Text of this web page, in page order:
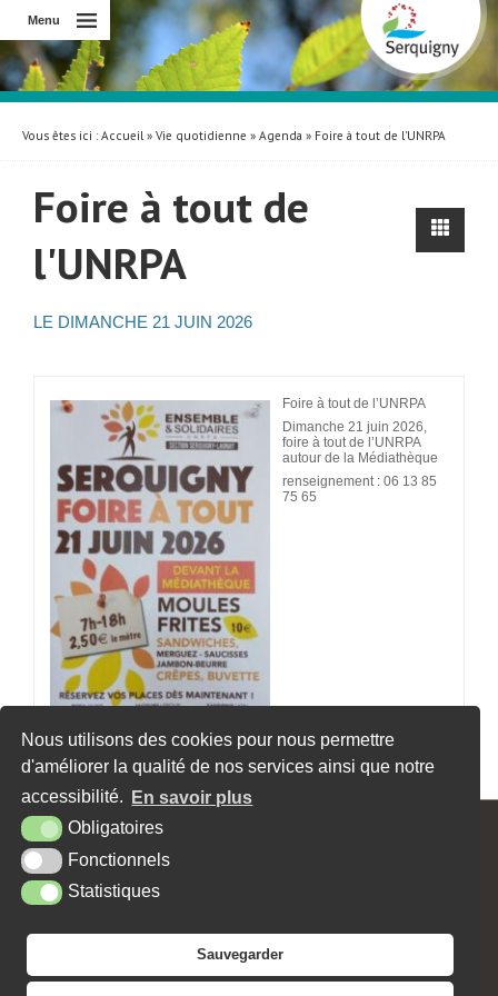
Nous utilisons des cookies pour nous permettre
d'améliorer la qualité de nos services ainsi que notre
accessibilité.
En savoir plus
Obligatoires
Fonctionnels
Statistiques
Sauvegarder
Menu
Vous êtes ici :Accueil» Vie quotidienne » Agenda » Foire à tout de l'UNRPA
Foire à tout de
l'UNRPA
LE DIMANCHE 21 JUIN 2026
Foire à tout de l’UNRPA
Dimanche 21 juin 2026,
foire à tout de l’UNRPA
autour de la Médiathèque
renseignement : 06 13 85
75 65
«Foire à tout de l’UNRPA
MAIRIE - 62, RUE MAX CARPENTIER - 27470 SERQUIGNY
Tél. : 02 32 44 10 15
PLAN DU SITE MENTIONS LÉGALES
JE SOUHAITE RECEVOIR LA NEWSLETTER